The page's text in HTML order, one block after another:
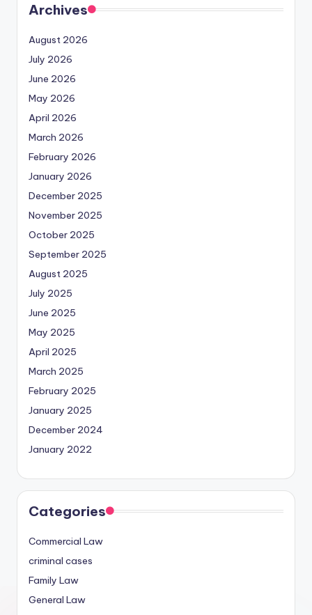
Archives
August 2026
July 2026
June 2026
May 2026
April 2026
March 2026
February 2026
January 2026
December 2025
November 2025
October 2025
September 2025
August 2025
July 2025
June 2025
May 2025
April 2025
March 2025
February 2025
January 2025
December 2024
January 2022
Categories
Commercial Law
criminal cases
Family Law
General Law